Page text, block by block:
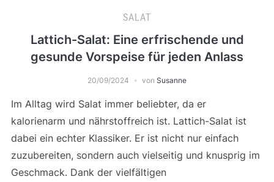
SALAT
Lattich-Salat: Eine erfrischende und
gesunde Vorspeise für jeden Anlass
20/09/2024 von Susanne
Im Alltag wird Salat immer beliebter, da er
kalorienarm und nährstoffreich ist. Lattich-Salat ist
dabei ein echter Klassiker. Er ist nicht nur einfach
zuzubereiten, sondern auch vielseitig und knusprig im
Geschmack. Dank der vielfältigen